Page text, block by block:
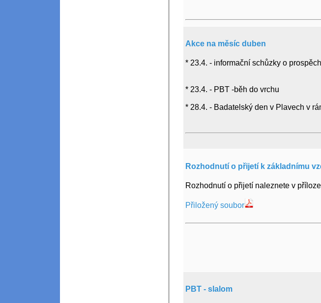
Akce na měsíc duben
* 23.4. - informační schůzky o
* 23.4. - PBT -běh do vrchu
* 28.4. - Badatelský den v Plavech v
Rozhodnutí o přijetí k základnímu
Rozhodnutí o přijetí naleznete v
Přiložený soubor
PBT - slalom